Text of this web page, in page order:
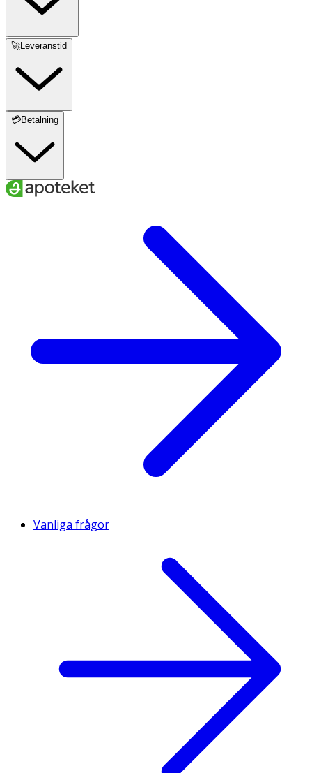
🚀Leveranstid
💳Betalning
Vanliga frågor